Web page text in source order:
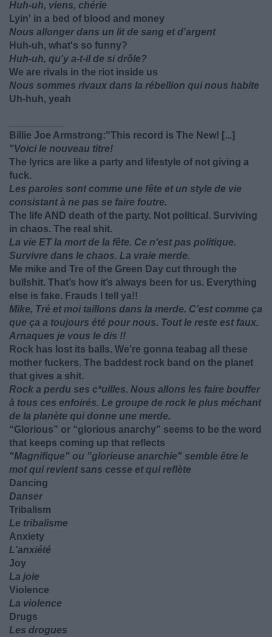
Huh-uh, viens, chérie
Lyin' in a bed of blood and money
Nous allonger dans un lit de sang et d'argent
Huh-uh, what's so funny?
Huh-uh, qu'y a-t-il de si drôle?
We are rivals in the riot inside us
Nous sommes rivaux dans la rébellion qui nous habite
Uh-huh, yeah
Billie Joe Armstrong:"This record is The New! [...]
"Voici le nouveau titre!
The lyrics are like a party and lifestyle of not giving a
fuck.
Les paroles sont comme une fête et un style de vie
consistant à ne pas se faire foutre.
The life AND death of the party. Not political. Surviving
in chaos. The real shit.
La vie ET la mort de la fête. Ce n'est pas politique.
Survivre dans le chaos. La vraie merde.
Me mike and Tre of the Green Day cut through the
bullshit. That’s how it’s always been for us. Everything
else is fake. Frauds I tell ya!!
Mike, Tré et moi taillons dans la merde. C’est comme ça
que ça a toujours été pour nous. Tout le reste est faux.
Arnaques je vous le dis !!
Rock has lost its balls. We’re gonna teabag all these
mother fuckers. The baddest rock band on the planet
that gives a shit.
Rock a perdu ses c*uilles. Nous allons les faire bouffer
à tous ces enfoirés. Le groupe de rock le plus méchant
de la planète qui donne une merde.
“Glorious” or “glorious anarchy” seems to be the word
that keeps coming up that reflects
"Magnifique" ou "glorieuse anarchie" semble être le
mot qui revient sans cesse et qui reflète
Dancing
Danser
Tribalism
Le tribalisme
Anxiety
L'anxiété
Joy
La joie
Violence
La violence
Drugs
Les drogues